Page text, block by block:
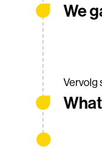
We
Vervolg